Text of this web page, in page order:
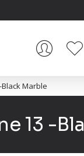
Marble
13 -